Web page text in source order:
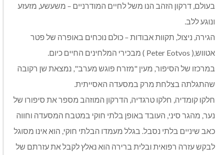
בעולם, דרקון הזהב הנו משל לחיים המודרניים – משעשע, מזעזע
ונוגע ללב.
הגירה, ניצול, תקוות אבודות – כולם נוכחים באופרה של פטר
אטווש,( Peter Eotvos ) מבכירי המלחינים החיים כיום.
במרכזו של הסיפור, מעין "מזרח פוגש מערב", נמצאת שן רקובה
שהתגלתה בצלחת מרק במסעדה האסייתית.
חלקו קומדיה, חלקו טרגדיה, הדרקון המוזהב מספר את סיפורו של
נער, מהגר סיני, העובד באופן בלתי חוקי במטבח המסעדה וחווה
כאב שיניים בלתי נסבל. בגלל מעמדו הבלתי חוקי, הוא אינו מסוגל
לבקש עזרה רפואית ובלית ברירה הוא נאלץ לקבל את עזרתם של